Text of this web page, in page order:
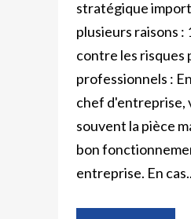
stratégique
plusieurs raisons
contre les risques
professionnels :
chef d'entreprise,
souvent la pièce
bon
entreprise. En